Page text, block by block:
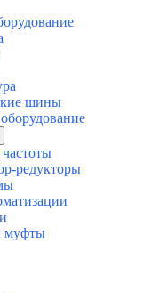
шины
редукторы
муфты